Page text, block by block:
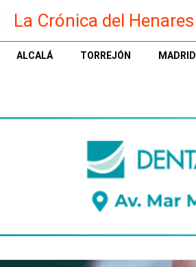
La Crónica del Henares
ALCALÁ TORREJÓN MADRID